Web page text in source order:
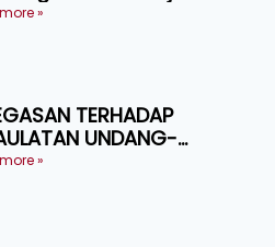
Ternakan
»
TERHADAP
UNDANG-
ASAS KEPADA
»